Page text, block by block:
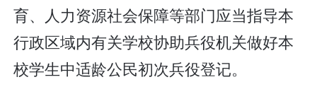
育、人力资源社会保障等部门应当指导本
行政区域内有关学校协助兵役机关做好本
校学生中适龄公民初次兵役登记。